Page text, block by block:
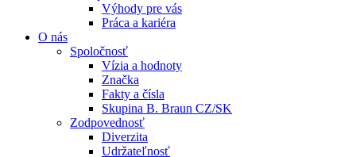
Výhody pre vás
Práca a kariéra
O nás
Spoločnosť
Vízia a hodnoty
Značka
Fakty a čísla
Skupina B. Braun CZ/SK
Zodpovednosť
Diverzita
Udržateľnosť